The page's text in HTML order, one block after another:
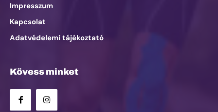
Impresszum
Kapcsolat
Adatvédelemi tájékoztató
Kövess minket